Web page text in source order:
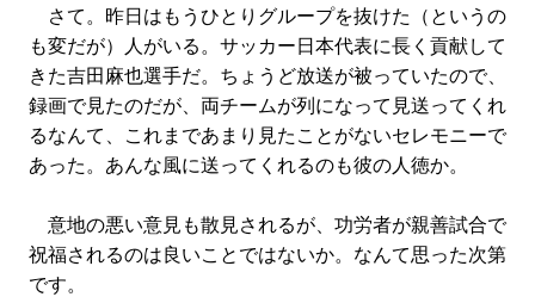
さて。昨日はもうひとりグループを抜けた（というの
も変だが）人がいる。サッカー日本代表に長く貢献して
きた吉田麻也選手だ。ちょうど放送が被っていたので、
録画で見たのだが、両チームが列になって見送ってくれ
るなんて、これまであまり見たことがないセレモニーで
あった。あんな風に送ってくれるのも彼の人徳か。
意地の悪い意見も散見されるが、功労者が親善試合で
祝福されるのは良いことではないか。なんて思った次第
です。